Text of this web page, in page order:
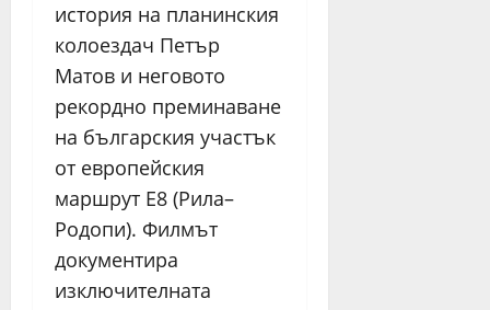
история на планинския
колоездач Петър
Матов и неговото
рекордно преминаване
на българския участък
от европейския
маршрут Е8 (Рила–
Родопи). Филмът
документира
изключителната